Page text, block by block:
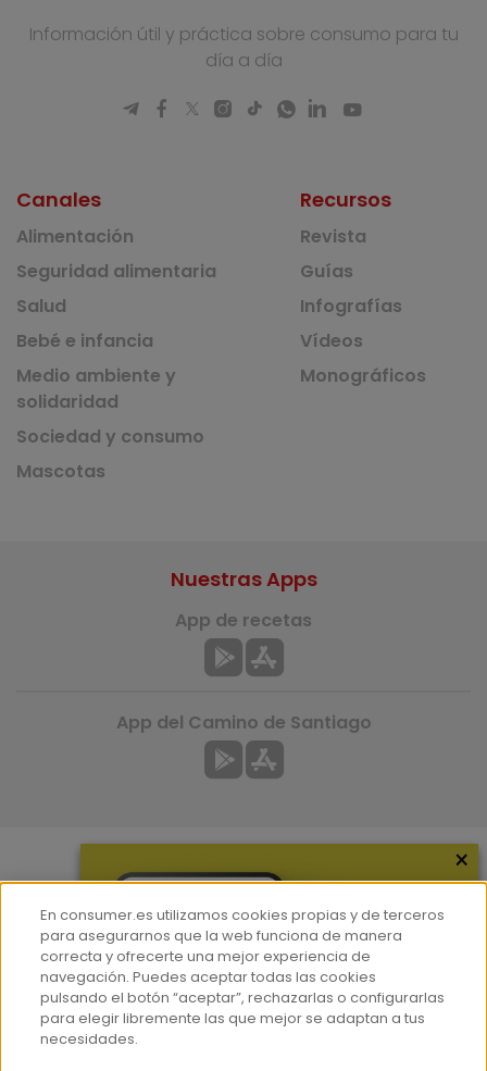
Información útil y práctica sobre consumo para tu
día a día
Canales
Alimentación
Seguridad alimentaria
Salud
Bebé e infancia
Medio ambiente y
solidaridad
Sociedad y consumo
Mascotas
Recursos
Revista
Guías
Infografías
Vídeos
Monográficos
Más información
¿Quiénes somos?
Hemeroteca
Contacto
Prensa
Nuestras Apps
App de recetas
App del Camino de Santiago
×
En consumer.es utilizamos cookies propias y de terceros
para asegurarnos que la web funciona de manera
correcta y ofrecerte una mejor experiencia de
navegación. Puedes aceptar todas las cookies
pulsando el botón “aceptar”, rechazarlas o configurarlas
para elegir libremente las que mejor se adaptan a tus
necesidades.